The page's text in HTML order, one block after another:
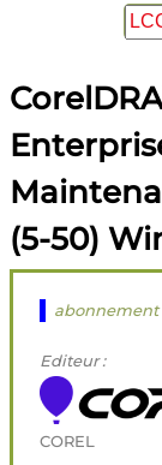
(5-50)
abonnement
Editeur :
COREL